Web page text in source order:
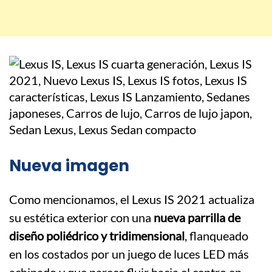
Nueva imagen
Como mencionamos, el Lexus IS 2021 actualiza
su estética exterior con una nueva parrilla de
diseño poliédrico y tridimensional, flanqueado
en los costados por un juego de luces LED más